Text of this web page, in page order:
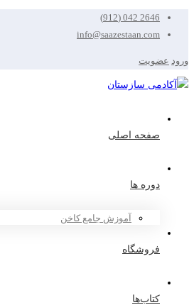
2646 042 (912)
info@saazestaan.com
ورود عضویت
صفحه اصلی
دوره ها
آموزش جامع کاخن
فروشگاه
کتاب‌ها